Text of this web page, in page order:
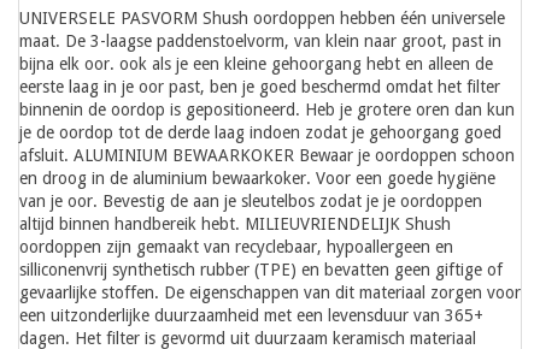
UNIVERSELE PASVORM Shush oordoppen hebben één universele
maat. De 3-laagse paddenstoelvorm, van klein naar groot, past in
bijna elk oor. ook als je een kleine gehoorgang hebt en alleen de
eerste laag in je oor past, ben je goed beschermd omdat het filter
binnenin de oordop is gepositioneerd. Heb je grotere oren dan kun
je de oordop tot de derde laag indoen zodat je gehoorgang goed
afsluit. ALUMINIUM BEWAARKOKER Bewaar je oordoppen schoon
en droog in de aluminium bewaarkoker. Voor een goede hygiëne
van je oor. Bevestig de aan je sleutelbos zodat je je oordoppen
altijd binnen handbereik hebt. MILIEUVRIENDELIJK Shush
oordoppen zijn gemaakt van recyclebaar, hypoallergeen en
silliconenvrij synthetisch rubber (TPE) en bevatten geen giftige of
gevaarlijke stoffen. De eigenschappen van dit materiaal zorgen voor
een uitzonderlijke duurzaamheid met een levensduur van 365+
dagen. Het filter is gevormd uit duurzaam keramisch materiaal